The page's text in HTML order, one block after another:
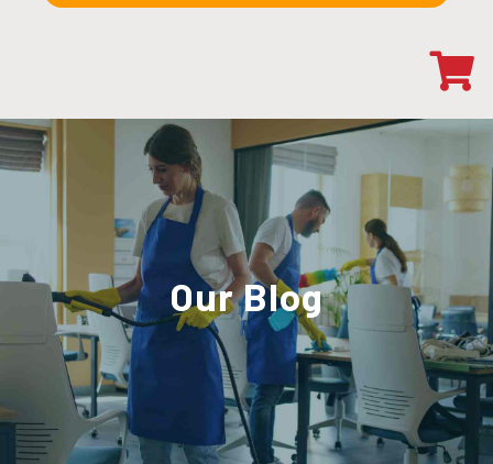
OurBlog